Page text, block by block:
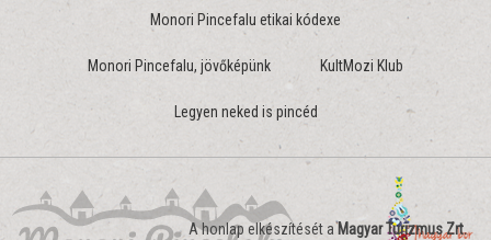
Monori Pincefalu etikai kódexe
Monori Pincefalu, jövőképünk KultMozi Klub
Legyen neked is pincéd
A honlap elkészítését aMagyar Turizmus Zrt.